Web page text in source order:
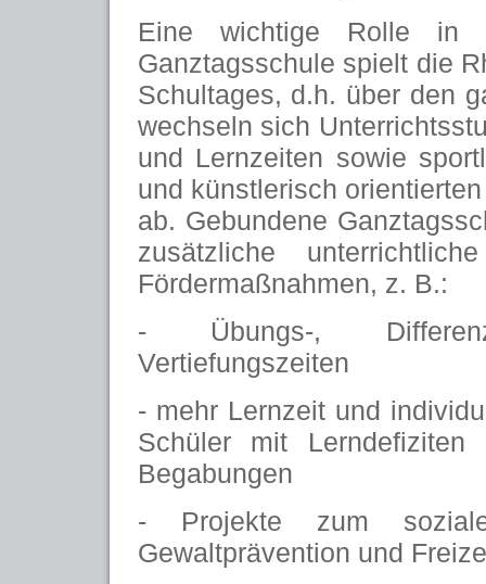
Eine wichtige Rolle in
Ganztagsschule spielt die
Schultages, d.h. über den
wechseln sich
und Lernzeiten sowie
und künstlerisch
ab. Gebundene
zusätzliche
Fördermaßnahmen, z. B.:
- Übungs-,
Vertiefungszeiten
- mehr Lernzeit und
Schüler mit Lerndefiziten
Begabungen
- Projekte zum
Gewaltprävention und